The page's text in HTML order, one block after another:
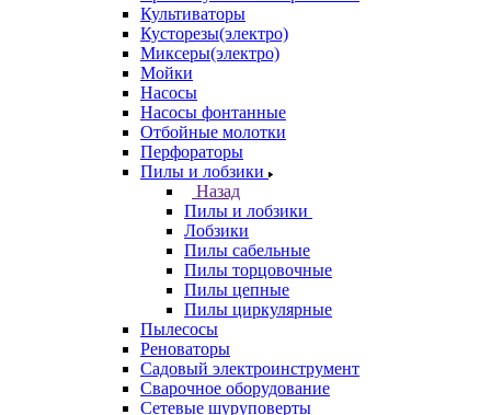
Культиваторы
Кусторезы(электро)
Миксеры(электро)
Мойки
Насосы
Насосы фонтанные
Отбойные молотки
Перфораторы
Пилы и лобзики
Назад
Пилы и лобзики
Лобзики
Пилы сабельные
Пилы торцовочные
Пилы цепные
Пилы циркулярные
Пылесосы
Реноваторы
Садовый электроинструмент
Сварочное оборудование
Сетевые шуруповерты